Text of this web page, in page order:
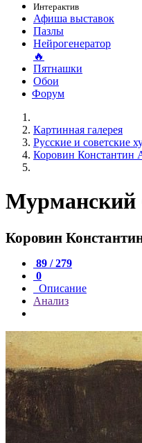
Интерактив
Афиша выставок
Пазлы
Нейрогенератор
🔥
Пятнашки
Обои
Форум
Картинная галерея
Русские и советские
Коровин Константин
Мурманский
Коровин
89 / 279
0
Описание
Анализ